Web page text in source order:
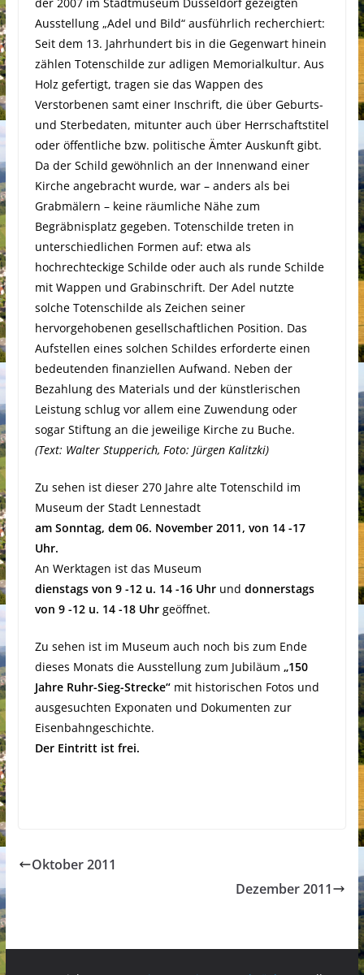
Ausstellung „Adel und Bild“ ausführlich recherchiert:
Seit dem 13. Jahrhundert bis in die Gegenwart hinein
zählen Totenschilde zur adligen Memorialkultur. Aus
Holz gefertigt, tragen sie das Wappen des
Verstorbenen samt einer Inschrift, die über Geburts-
und Sterbedaten, mitunter auch über Herrschaftstitel
oder öffentliche bzw. politische Ämter Auskunft gibt.
Da der Schild gewöhnlich an der Innenwand einer
Kirche angebracht wurde, war – anders als bei
Grabmälern – keine räumliche Nähe zum
Begräbnisplatz gegeben. Totenschilde treten in
unterschiedlichen Formen auf: etwa als
hochrechteckige Schilde oder auch als runde Schilde
mit Wappen und Grabinschrift. Der Adel nutzte
solche Totenschilde als Zeichen seiner
hervorgehobenen gesellschaftlichen Position. Das
Aufstellen eines solchen Schildes erforderte einen
bedeutenden finanziellen Aufwand. Neben der
Bezahlung des Materials und der künstlerischen
Leistung schlug vor allem eine Zuwendung oder
sogar Stiftung an die jeweilige Kirche zu Buche.
(Text: Walter Stupperich, Foto: Jürgen Kalitzki)
Zu sehen ist dieser 270 Jahre alte Totenschild im
Museum der Stadt Lennestadt
am Sonntag, dem 06. November 2011, von 14 -17
Uhr.
An Werktagen ist das Museum
dienstags von 9 -12 u. 14 -16 Uhrund donnerstags
von 9 -12 u. 14 -18 Uhrgeöffnet.
Zu sehen ist im Museum auch noch bis zum Ende
dieses Monats die Ausstellung zum Jubiläum „150
Jahre Ruhr-Sieg-Strecke“mit historischen Fotos und
ausgesuchten Exponaten und Dokumenten zur
Eisenbahngeschichte.
Der Eintritt ist frei.
Oktober 2011
Dezember 2011